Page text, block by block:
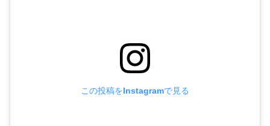
この投稿をInstagramで見る